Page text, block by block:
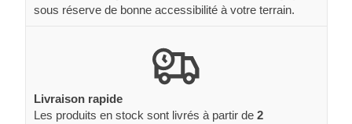
sous réserve de bonne accessibilité à votre terrain.
Livraison rapide
Les produits en stock sont livrés à partir de 2